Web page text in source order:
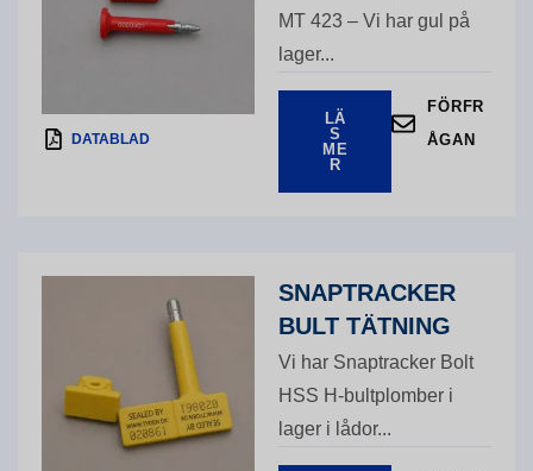
DATABLAD
MT 423 – Vi har gul på
lager...
LÄ
S
ME
R
FÖRFR
ÅGAN
SNAPTRACKER
BULT TÄTNING
Vi har Snaptracker Bolt
HSS H-bultplomber i
lager i lådor...